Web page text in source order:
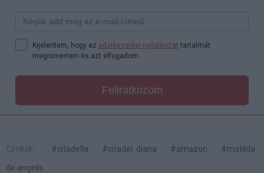
Kijelentem, hogy az adatkezelési nyilatkozat tartalmát
megismertem és azt elfogadom.
Feliratkozom
Címkék: #citadella #citadel: diana #amazon
#matilda
de angelis